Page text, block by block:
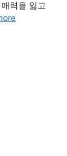
력을 잃고